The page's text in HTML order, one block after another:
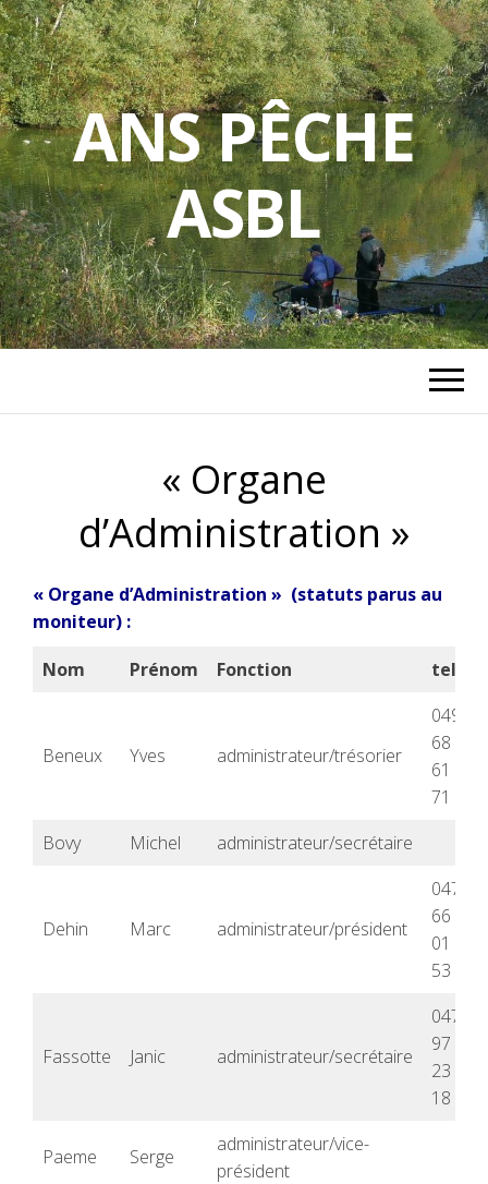
ANS PÊCHE
ASBL
« Organe
d’Administration »
« Organe d’Administration » (statuts parus au
moniteur) :
Nom
Prénom Fonction tel.:
Beneux Yves administrateur/trésorier
0495
68
61
71
Bovy
Michel administrateur/secrétaire
Dehin Marc administrateur/président
0476
66
01
53
Fassotte Janic administrateur/secrétaire
0477
97
23
18
Paeme Serge
administrateur/vice-
président